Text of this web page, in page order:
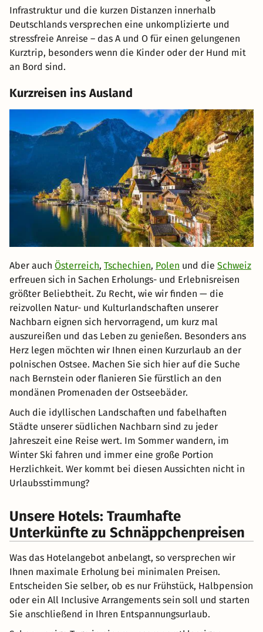
Infrastruktur und die kurzen Distanzen innerhalb
Deutschlands versprechen eine unkomplizierte und
stressfreie Anreise – das A und O für einen gelungenen
Kurztrip, besonders wenn die Kinder oder der Hund mit
an Bord sind.
Kurzreisen ins Ausland
Aber auch Österreich, Tschechien, Polen und die Schweiz
erfreuen sich in Sachen Erholungs- und Erlebnisreisen
größter Beliebtheit. Zu Recht, wie wir finden — die
reizvollen Natur- und Kulturlandschaften unserer
Nachbarn eignen sich hervorragend, um kurz mal
auszureißen und das Leben zu genießen. Besonders ans
Herz legen möchten wir Ihnen einen Kurzurlaub an der
polnischen Ostsee. Machen Sie sich hier auf die Suche
nach Bernstein oder flanieren Sie fürstlich an den
mondänen Promenaden der Ostseebäder.
Auch die idyllischen Landschaften und fabelhaften
Städte unserer südlichen Nachbarn sind zu jeder
Jahreszeit eine Reise wert. Im Sommer wandern, im
Winter Ski fahren und immer eine große Portion
Herzlichkeit. Wer kommt bei diesen Aussichten nicht in
Urlaubsstimmung?
Unsere Hotels: Traumhafte
Unterkünfte zu Schnäppchenpreisen
Was das Hotelangebot anbelangt, so versprechen wir
Ihnen maximale Erholung bei minimalen Preisen.
Entscheiden Sie selber, ob es nur Frühstück, Halbpension
oder ein All Inclusive Arrangements sein soll und starten
Sie anschließend in Ihren Entspannungsurlaub.